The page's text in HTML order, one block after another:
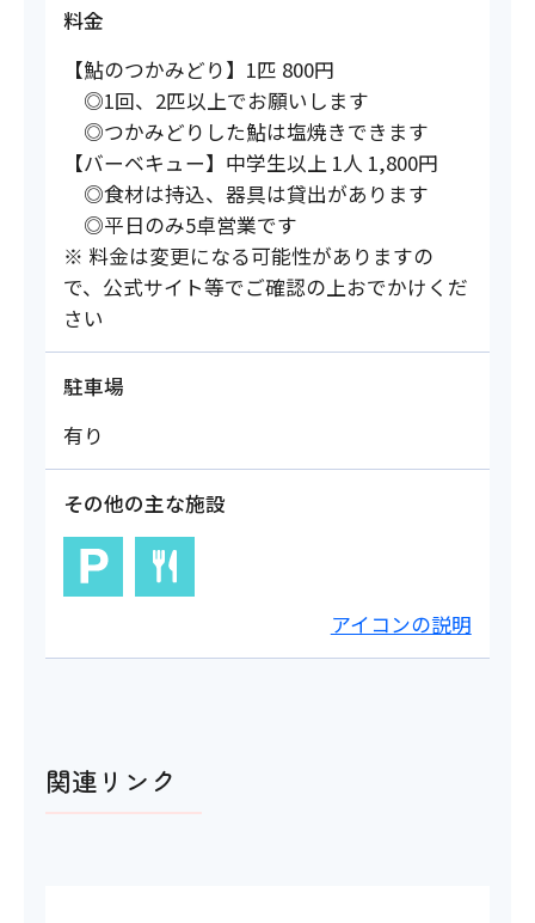
料金
【鮎のつかみどり】1匹 800円
◎1回、2匹以上でお願いします
◎つかみどりした鮎は塩焼きできます
【バーベキュー】中学生以上 1人 1,800円
◎食材は持込、器具は貸出があります
◎平日のみ5卓営業です
※ 料金は変更になる可能性がありますの
で、公式サイト等でご確認の上おでかけくだ
さい
駐車場
有り
その他の主な施設
アイコンの説明
関連リンク